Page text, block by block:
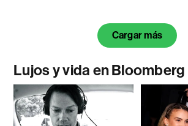
Cargar más
Lujos y vida en Bloomberg